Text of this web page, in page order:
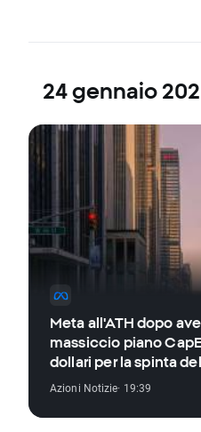
24 gennaio
Meta all'ATH dopo
massiccio piano
dollari per la spinta
artificiale 📈
Azioni Notizie· 19:39